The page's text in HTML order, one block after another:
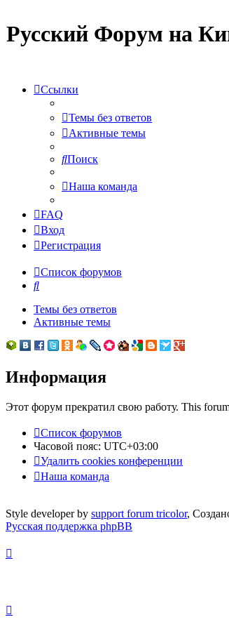
Русский Форум на
Ссылки
Темы без ответов
Активные темы
Поиск
Наша команда
FAQ
Вход
Регистрация
Список форумов
Поиск
Темы без ответов
Активные темы
Информация
Этот форум прекратил свою работу. This
Список форумов
Часовой пояс: UTC+03:00
Удалить cookies конференции
Наша команда
Style developer by support forum tricolor,
Русская поддержка phpBB